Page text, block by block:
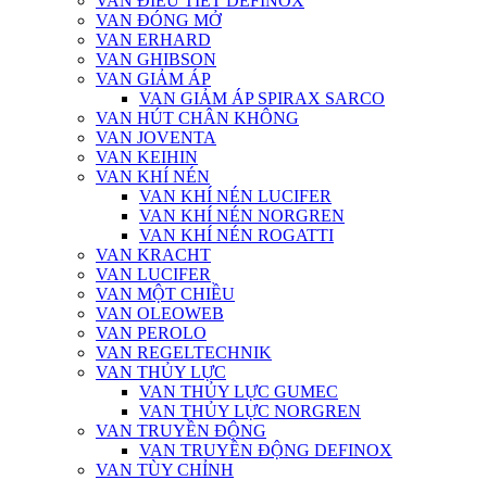
VAN ĐÓNG MỞ
VAN ERHARD
VAN GHIBSON
VAN GIẢM ÁP
VAN GIẢM ÁP SPIRAX SARCO
VAN HÚT CHÂN KHÔNG
VAN JOVENTA
VAN KEIHIN
VAN KHÍ NÉN
VAN KHÍ NÉN LUCIFER
VAN KHÍ NÉN NORGREN
VAN KHÍ NÉN ROGATTI
VAN KRACHT
VAN LUCIFER
VAN MỘT CHIỀU
VAN OLEOWEB
VAN PEROLO
VAN REGELTECHNIK
VAN THỦY LỰC
VAN THỦY LỰC GUMEC
VAN THỦY LỰC NORGREN
VAN TRUYỀN ĐỘNG
VAN TRUYỀN ĐỘNG DEFINOX
VAN TÙY CHỈNH